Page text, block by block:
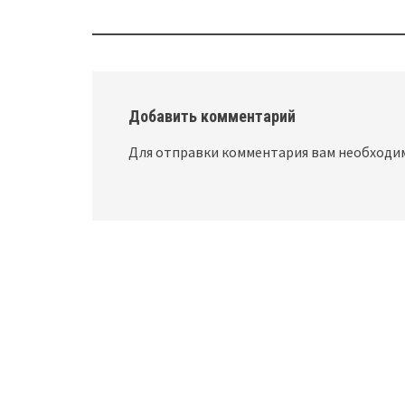
navigation
Добавить комментарий
Для отправки комментария вам